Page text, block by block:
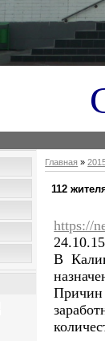
Главная »
112
https://
24.10.15
В
Причин